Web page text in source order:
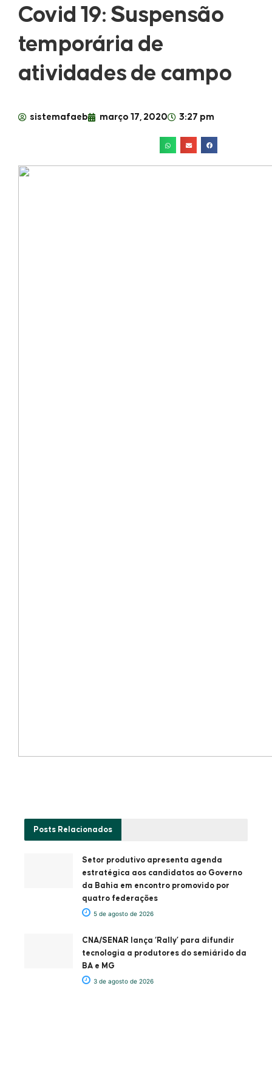
Covid 19: Suspensão
temporária de
atividades de campo
sistemafaeb março 17, 2020 3:27 pm
Posts Relacionados
Setor produtivo apresenta agenda
estratégica aos candidatos ao Governo
da Bahia em encontro promovido por
quatro federações
5 de agosto de 2026
CNA/SENAR lança ‘Rally’ para difundir
tecnologia a produtores do semiárido da
BA e MG
3 de agosto de 2026